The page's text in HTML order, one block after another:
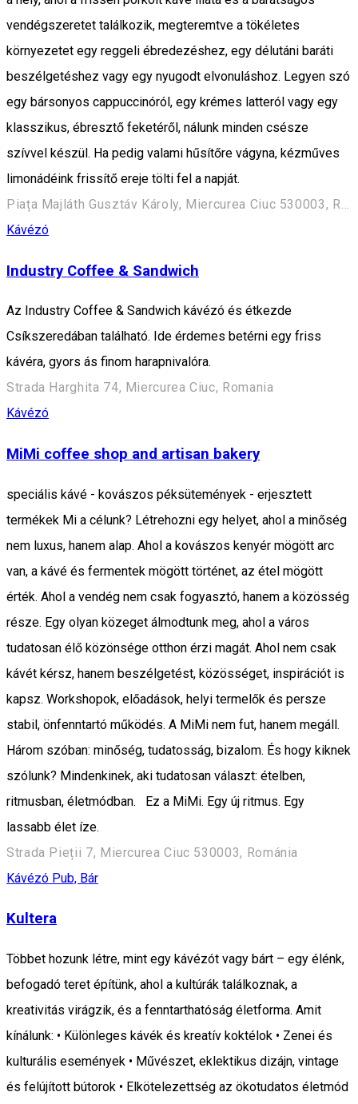
vendégszeretet találkozik, megteremtve a tökéletes
környezetet egy reggeli ébredezéshez, egy délutáni baráti
beszélgetéshez vagy egy nyugodt elvonuláshoz. Legyen szó
egy bársonyos cappuccinóról, egy krémes latteról vagy egy
klasszikus, ébresztő feketéről, nálunk minden csésze
szívvel készül. Ha pedig valami hűsítőre vágyna, kézműves
limonádéink frissítő ereje tölti fel a napját.
Piața Majláth Gusztáv Károly, Miercurea Ciuc 530003, Romania
Kávézó
Industry Coffee & Sandwich
Az Industry Coffee & Sandwich kávézó és étkezde
Csíkszeredában található. Ide érdemes betérni egy friss
kávéra, gyors ás finom harapnivalóra.
Strada Harghita 74, Miercurea Ciuc, Romania
Kávézó
MiMi coffee shop and artisan bakery
speciális kávé - kovászos péksütemények - erjesztett
termékek Mi a célunk? Létrehozni egy helyet, ahol a minőség
nem luxus, hanem alap. Ahol a kovászos kenyér mögött arc
van, a kávé és fermentek mögött történet, az étel mögött
érték. Ahol a vendég nem csak fogyasztó, hanem a közösség
része. Egy olyan közeget álmodtunk meg, ahol a város
tudatosan élő közönsége otthon érzi magát. Ahol nem csak
kávét kérsz, hanem beszélgetést, közösséget, inspirációt is
kapsz. Workshopok, előadások, helyi termelők és persze
stabil, önfenntartó működés. A MiMi nem fut, hanem megáll.
Három szóban: minőség, tudatosság, bizalom. És hogy kiknek
szólunk? Mindenkinek, aki tudatosan választ: ételben,
ritmusban, életmódban. Ez a MiMi. Egy új ritmus. Egy
lassabb élet íze.
Strada Pieții 7, Miercurea Ciuc 530003, Románia
Kávézó Pub, Bár
Kultera
Többet hozunk létre, mint egy kávézót vagy bárt – egy élénk,
befogadó teret építünk, ahol a kultúrák találkoznak, a
kreativitás virágzik, és a fenntarthatóság életforma. Amit
kínálunk: • Különleges kávék és kreatív koktélok • Zenei és
kulturális események • Művészet, eklektikus dizájn, vintage
és felújított bútorok • Elkötelezettség az ökotudatos életmód